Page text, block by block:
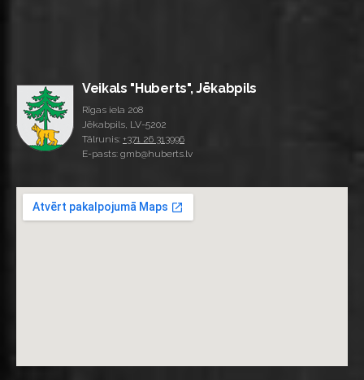
Veikals "Huberts", Jēkabpils
Rīgas iela 208
Jēkabpils, LV-5202
Tālrunis: +371 26 313996
E-pasts: gmb@huberts.lv